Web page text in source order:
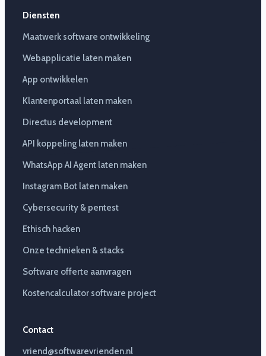
Diensten
Maatwerk software ontwikkeling
Webapplicatie laten maken
App ontwikkelen
Klantenportaal laten maken
Directus development
API koppeling laten maken
WhatsApp AI Agent laten maken
Instagram Bot laten maken
Cybersecurity & pentest
Ethisch hacken
Onze technieken & stacks
Software offerte aanvragen
Kostencalculator software project
Contact
vriend@softwarevrienden.nl